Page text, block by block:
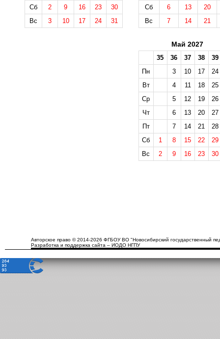
Сб
2 9 16 23
30
Вс
3 10 17 24 31
Сб
6 13
20
Вс
7 14 21
Май 2027
35 36 37 38
39
Пн
3 10 17
24
Вт
4 11 18
25
Ср
5 12 19
26
Чт
6 13 20
27
Пт
7 14 21
28
Сб
1 8 15 22
29
Вс
2 9 16 23 30
Авторское право © 2014-2026 ФГБОУ ВО "Новосибирский государственный
Разработка и поддержка сайта – ИОДО НГПУ